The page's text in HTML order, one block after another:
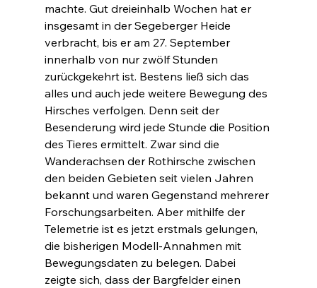
machte. Gut dreieinhalb Wochen hat er
insgesamt in der Segeberger Heide
verbracht, bis er am 27. September
innerhalb von nur zwölf Stunden
zurückgekehrt ist. Bestens ließ sich das
alles und auch jede weitere Bewegung des
Hirsches verfolgen. Denn seit der
Besenderung wird jede Stunde die Position
des Tieres ermittelt. Zwar sind die
Wanderachsen der Rothirsche zwischen
den beiden Gebieten seit vielen Jahren
bekannt und waren Gegenstand mehrerer
Forschungsarbeiten. Aber mithilfe der
Telemetrie ist es jetzt erstmals gelungen,
die bisherigen Modell-Annahmen mit
Bewegungsdaten zu belegen. Dabei
zeigte sich, dass der Bargfelder einen